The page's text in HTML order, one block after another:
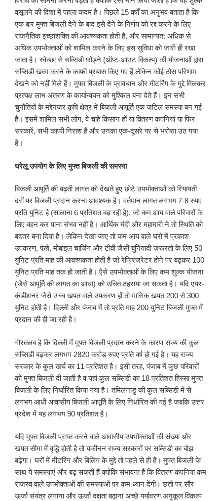
वसूलने की दिशा में पहला कदम है। पिछले 15 वर्षों का अनुभव बताता है कि
एक बार मुफ्त बिजली देने के बाद इसे देने के निर्णय को रद्द करने के लिए
राजनैतिक इच्छाशक्ति की आवश्यकता होती है, और सामान्यत: अधिक से
अधिक उपभोक्ताओं को शामिल करने के लिए इस सुविधा को जारी ही रखा
जाता है। स्वेच्छा से सब्सिडी छोड़ने (ऑप्ट-आउट विकल्प) की योजनाओं द्वारा
सब्सिडी खत्म करने के काफी प्रयास किए गए हैं लेकिन कोई ठोस परिणाम
देखने को नहीं मिले हैं। मुफ्त बिजली के प्रावधान और मीटरिंग के मुद्दे मिलकर
प्रत्यक्ष लाभ अंतरण के कार्यान्वयन को मुश्किल बना देते हैं। इन सभी
चुनौतियों के मद्देनज़र कृषि क्षेत्र में बिजली आपूर्ति एक जटिल समस्या बन गई
है। इसमें शामिल सभी लोग, वे चाहे किसान हों या वितरण कंपनियां या फिर
सरकारें, सभी काफी निराश हैं और उनका एक-दूसरे पर से भरोसा उठ गया
है।
घरेलू उपयोग के लिए मुफ्त बिजली की समस्या
बिजली आपूर्ति की बढ़ती लागत को देखते हुए छोटे उपभोक्ताओं को रियायती
दरों पर बिजली प्रदान करना आवश्यक है। वर्तमान लागत लगभग 7-8 रुपए
प्रति युनिट है (सालाना 6 प्रतिशत बढ़ रही है), जो कम आय वाले परिवारों के
लिए वहन कर पाना संभव नहीं है। आर्थिक मंदी और महामारी ने तो स्थिति को
बदतर बना दिया है। लेकिन देखा जाए तो कम आय वाले घरों में प्रकाश
उपकरण, पंखे, मोबाइल चार्जिंग और टीवी जैसी बुनियादी ज़रूरतों के लिए 50
युनिट प्रति माह की आवश्यकता होती है जो रेफ्रिजरेटर होने पर बढ़कर 100
युनिट प्रति माह तक हो जाती है। ऐसे उपभोक्ताओं के लिए कम शुल्क योजना
(जैसे आपूर्ति की लागत का आधा) को उचित ठहराया जा सकता है। यदि एयर-
कंडीशनर जैसे उच्च खपत वाले उपकरण हों तो मासिक खपत 200 से 300
युनिट होती है। दिल्ली और पंजाब में तो प्रति माह 200 युनिट बिजली मुफ्त में
प्रदान की ही जा रही है।
गौरतलब है कि दिल्ली में मुफ्त बिजली प्रदान करने के कारण राज्य की कुल
सब्सिडी बढ़कर लगभग 2820 करोड़ रुपए प्रति वर्ष हो गई है। यह राज्य
सरकार के कुल खर्च का 11 प्रतिशत है। इसी तरह, पंजाब में कुछ परिवारों
को मुफ्त बिजली दी जाती है व यहां कुल सब्सिडी का 18 प्रतिशत हिस्सा मुफ्त
बिजली के लिए निर्धारित किया गया है। तमिलनाडु की कुल सब्सिडी में से
लगभग आधी आवासीय बिजली आपूर्ति के लिए निर्धारित की गई है जबकि उत्तर
प्रदेश में यह लगभग 90 प्रतिशत है।
यदि मुफ्त बिजली प्राप्त करने वाले आवासीय उपभोक्ताओं की संख्या और
खपत सीमा में वृद्धि होती है तो यकीनन राज्य सरकारों पर सब्सिडी का बोझ
बढ़ेगा। घरों में मीटरिंग और बिलिंग के मुद्दे तो पहले से ही हैं। मुफ्त बिजली के
साथ ये समस्याएं और बढ़ सकती हैं क्योंकि संभावना है कि वितरण कंपनियां कम
राजस्व वाले उपभोक्ताओं की समस्याओं पर कम ध्यान देंगी। छतों पर सौर
ऊर्जा संयंत्र लगाना और ऊर्जा दक्षता बढ़ाना अच्छे पर्यावरण अनुकूल विकल्प